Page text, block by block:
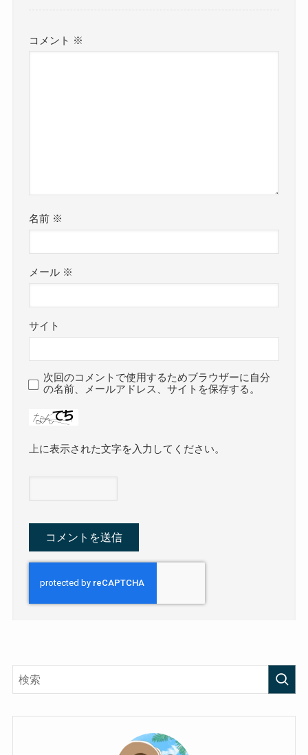
コメント ※
名前 ※
メール ※
サイト
次回のコメントで使用するためブラウザーに自分
の名前、メールアドレス、サイトを保存する。
上に表示された文字を入力してください。